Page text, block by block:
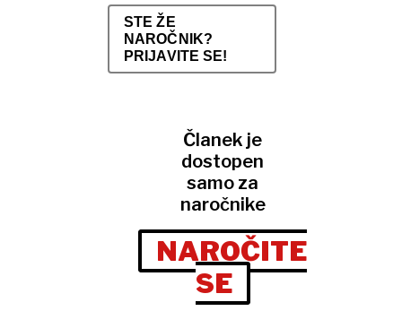
STE ŽE
NAROČNIK?
PRIJAVITE SE!
Članek je
dostopen
samo za
naročnike
NAROČITE
SE